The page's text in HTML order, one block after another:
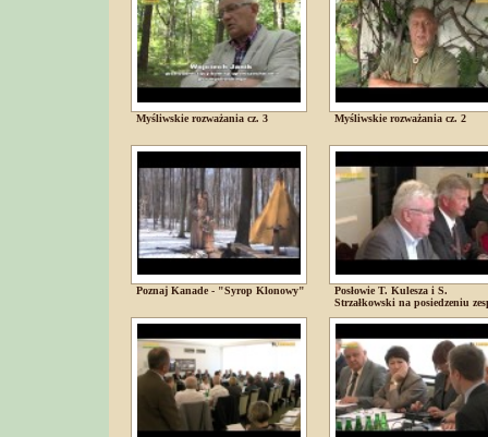
Myśliwskie rozważania cz. 3 Myśliwskie rozważania cz. 2
Poznaj Kanade - "Syrop Klonowy"
Posłowie T. Kulesza i S.
Strzałkowski na posiedzeniu